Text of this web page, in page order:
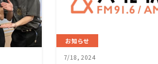
お知らせ
7/18, 2024